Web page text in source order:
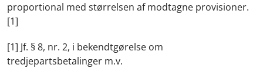
proportional med størrelsen af modtagne provisioner.
[1]
[1] Jf. § 8, nr. 2, i bekendtgørelse om
tredjepartsbetalinger m.v.